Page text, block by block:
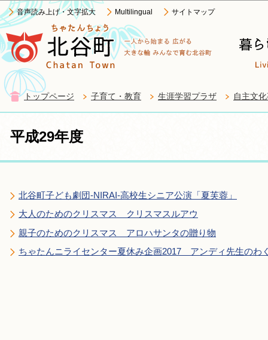
音声読み上げ・文字拡大 Multilingual サイトマップ
トップページ 子育て・教育 生涯学習プラザ 自主文
平成29年度
北谷町子ども劇団-NIRAI-高校生シニア公演「夏芙蓉」
大人のためのクリスマス クリスマスルアウ
親子のためのクリスマス アロハサンタの贈り物
ちゃたんニライセンター夏休み企画2017 アンディ先生のわ